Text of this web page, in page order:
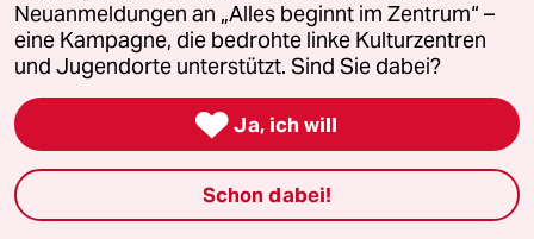
Anzeigen
Fragen & Hilfe
Feedback
Neuanmeldungen an „Alles beginnt im Zentrum“ –
eine Kampagne, die bedrohte linke Kulturzentren
und Jugendorte unterstützt. Sind Sie dabei?
 Ja, ich will
Schon dabei!